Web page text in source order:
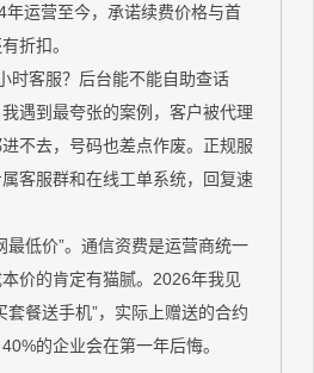
运营至今，承诺续费价格与首
折扣。
时客服？后台能不能自助查话
遇到最夸张的案例，客户被代理
不去，号码也差点作废。正规服
客服群和在线工单系统，回复速
最低价”。通信资费是运营商统一
价的肯定有猫腻。2026年我见
套餐送手机”，实际上赠送的合约
的企业会在第一年后悔。